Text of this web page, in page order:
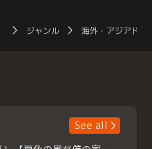
ジャンル 海外・アジアドラ
See all